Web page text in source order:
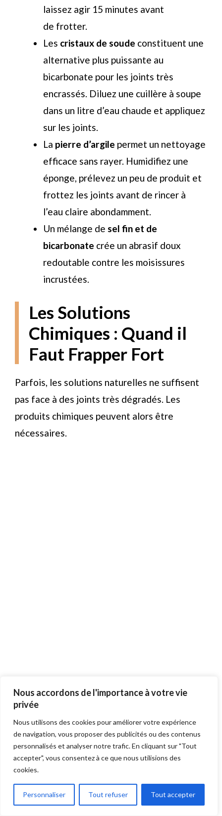
Nous accordons de l'importance à votre vie
privée
Nous utilisons des cookies pour améliorer votre expérience
de navigation, vous proposer des publicités ou des contenus
personnalisés et analyser notre trafic. En cliquant sur "Tout
accepter", vous consentez à ce que nous utilisions des
cookies.
Personnaliser Tout refuser Tout accepter
laissez agir 15 minutes avant
de frotter.
Les cristaux de soude constituent une
alternative plus puissante au
bicarbonate pour les joints très
encrassés. Diluez une cuillère à soupe
dans un litre d’eau chaude et appliquez
sur les joints.
La pierre d’argile permet un nettoyage
efficace sans rayer. Humidifiez une
éponge, prélevez un peu de produit et
frottez les joints avant de rincer à
l’eau claire abondamment.
Un mélange de sel fin et de
bicarbonate crée un abrasif doux
redoutable contre les moisissures
incrustées.
Les Solutions
Chimiques : Quand il
Faut Frapper Fort
Parfois, les solutions naturelles ne suffisent
pas face à des joints très dégradés. Les
produits chimiques peuvent alors être
nécessaires.
L’Eau de Javel : Puissante mais
à Manier avec Précaution
L’eau de Javelreste la solution la plus
radicale contre les moisissures grâce à son
action blanchissante et désinfectante
puissante.